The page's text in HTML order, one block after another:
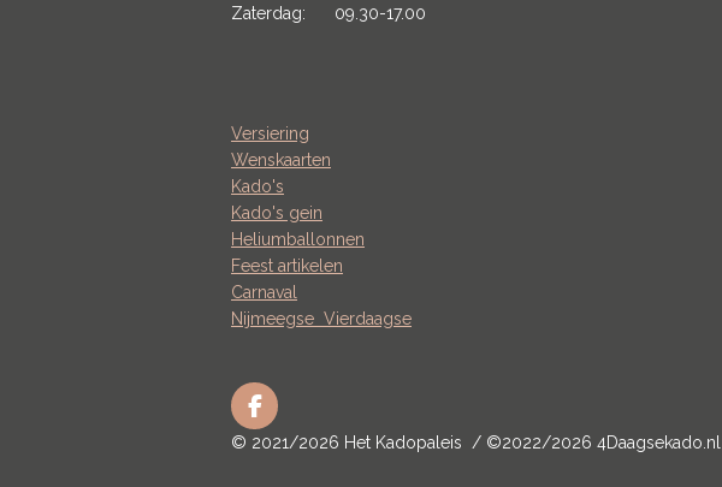
Zaterdag: 09.30-17.00
Versiering
Wenskaarten
Kado's
Kado's gein
Heliumballonnen
Feest artikelen
Carnaval
Nijmeegse Vierdaagse
F
a
© 2021/2026 Het Kadopaleis / ©2022/2026 4Daagsekado.nl